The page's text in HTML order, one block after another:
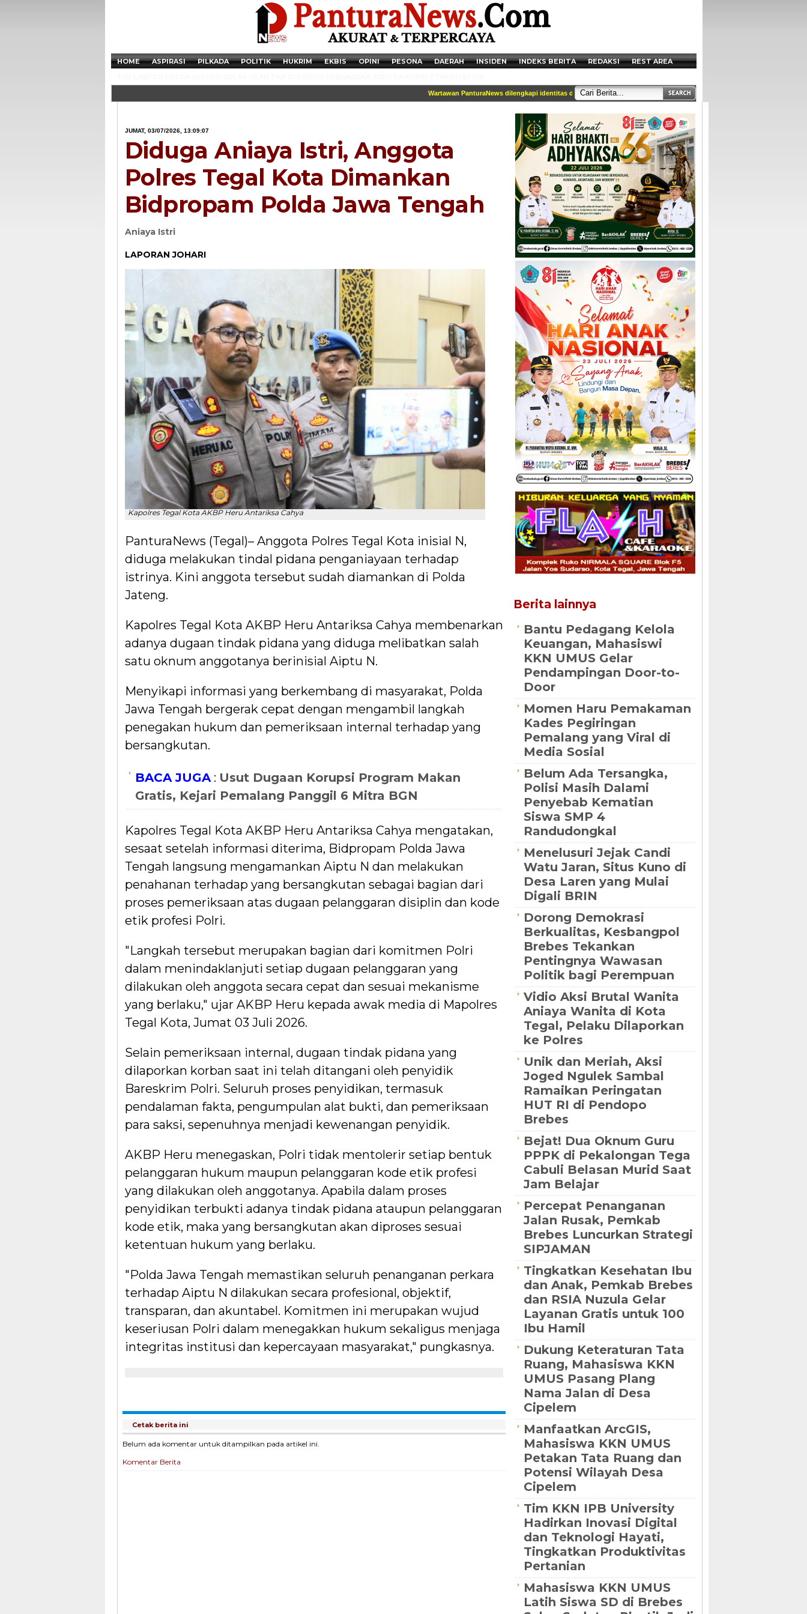
HOME ASPIRASI PILKADA POLITIK HUKRIM EKBIS OPINI PESONA DAERAH INSIDEN INDEKS BERITA REDAKSI
REST AREA
Wartawan PanturaNews dilengkapi identitas dan tercantum di box redaksi || Akses Kami di Handphone anda melalui
Newsticker - 14:41:41 Miris, Puluhan Remaja hingga Anak SD Terjaring
JUMAT, 03/07/2026, 13:09:07
Diduga Aniaya Istri, Anggota
Polres Tegal Kota Dimankan
Bidpropam Polda Jawa Tengah
Aniaya Istri
LAPORAN JOHARI
Kapolres Tegal Kota AKBP Heru Antariksa Cahya
PanturaNews (Tegal)– Anggota Polres Tegal Kota inisial N,
diduga melakukan tindal pidana penganiayaan terhadap
istrinya. Kini anggota tersebut sudah diamankan di Polda
Jateng.
Kapolres Tegal Kota AKBP Heru Antariksa Cahya membenarkan
adanya dugaan tindak pidana yang diduga melibatkan salah
satu oknum anggotanya berinisial Aiptu N.
Menyikapi informasi yang berkembang di masyarakat, Polda
Jawa Tengah bergerak cepat dengan mengambil langkah
penegakan hukum dan pemeriksaan internal terhadap yang
bersangkutan.
BACA JUGA: Usut Dugaan Korupsi Program Makan
Gratis, Kejari Pemalang Panggil 6 Mitra BGN
Kapolres Tegal Kota AKBP Heru Antariksa Cahya mengatakan,
sesaat setelah informasi diterima, Bidpropam Polda Jawa
Tengah langsung mengamankan Aiptu N dan melakukan
penahanan terhadap yang bersangkutan sebagai bagian dari
proses pemeriksaan atas dugaan pelanggaran disiplin dan kode
etik profesi Polri.
"Langkah tersebut merupakan bagian dari komitmen Polri
dalam menindaklanjuti setiap dugaan pelanggaran yang
dilakukan oleh anggota secara cepat dan sesuai mekanisme
yang berlaku," ujar AKBP Heru kepada awak media di Mapolres
Tegal Kota, Jumat 03 Juli 2026.
Selain pemeriksaan internal, dugaan tindak pidana yang
dilaporkan korban saat ini telah ditangani oleh penyidik
Bareskrim Polri. Seluruh proses penyidikan, termasuk
pendalaman fakta, pengumpulan alat bukti, dan pemeriksaan
para saksi, sepenuhnya menjadi kewenangan penyidik.
AKBP Heru menegaskan, Polri tidak mentolerir setiap bentuk
pelanggaran hukum maupun pelanggaran kode etik profesi
yang dilakukan oleh anggotanya. Apabila dalam proses
penyidikan terbukti adanya tindak pidana ataupun pelanggaran
kode etik, maka yang bersangkutan akan diproses sesuai
ketentuan hukum yang berlaku.
"Polda Jawa Tengah memastikan seluruh penanganan perkara
terhadap Aiptu N dilakukan secara profesional, objektif,
transparan, dan akuntabel. Komitmen ini merupakan wujud
keseriusan Polri dalam menegakkan hukum sekaligus menjaga
integritas institusi dan kepercayaan masyarakat," pungkasnya.
Cetak berita ini
Belum ada komentar untuk ditampilkan pada artikel ini.
Komentar Berita
Berita lainnya
Bantu Pedagang Kelola
Keuangan, Mahasiswi
KKN UMUS Gelar
Pendampingan Door-to-
Door
Momen Haru Pemakaman
Kades Pegiringan
Pemalang yang Viral di
Media Sosial
Belum Ada Tersangka,
Polisi Masih Dalami
Penyebab Kematian
Siswa SMP 4
Randudongkal
Menelusuri Jejak Candi
Watu Jaran, Situs Kuno di
Desa Laren yang Mulai
Digali BRIN
Dorong Demokrasi
Berkualitas, Kesbangpol
Brebes Tekankan
Pentingnya Wawasan
Politik bagi Perempuan
Vidio Aksi Brutal Wanita
Aniaya Wanita di Kota
Tegal, Pelaku Dilaporkan
ke Polres
Unik dan Meriah, Aksi
Joged Ngulek Sambal
Ramaikan Peringatan
HUT RI di Pendopo
Brebes
Bejat! Dua Oknum Guru
PPPK di Pekalongan Tega
Cabuli Belasan Murid Saat
Jam Belajar
Percepat Penanganan
Jalan Rusak, Pemkab
Brebes Luncurkan Strategi
SIPJAMAN
Tingkatkan Kesehatan Ibu
dan Anak, Pemkab Brebes
dan RSIA Nuzula Gelar
Layanan Gratis untuk 100
Ibu Hamil
Dukung Keteraturan Tata
Ruang, Mahasiswa KKN
UMUS Pasang Plang
Nama Jalan di Desa
Cipelem
Manfaatkan ArcGIS,
Mahasiswa KKN UMUS
Petakan Tata Ruang dan
Potensi Wilayah Desa
Cipelem
Tim KKN IPB University
Hadirkan Inovasi Digital
dan Teknologi Hayati,
Tingkatkan Produktivitas
Pertanian
Mahasiswa KKN UMUS
Latih Siswa SD di Brebes